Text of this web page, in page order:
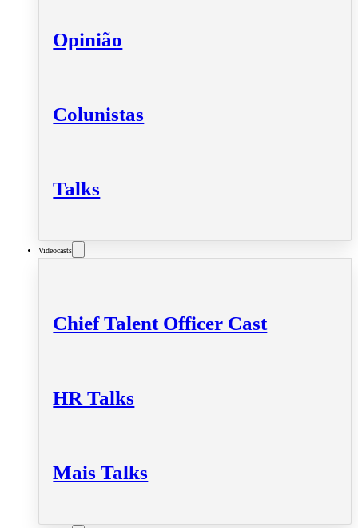
Opinião
Colunistas
Talks
Videocasts
Chief Talent Officer Cast
HR Talks
Mais Talks